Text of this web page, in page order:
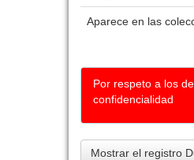
Aparece en las
Por respeto a los
confidencialidad
Mostrar el registro